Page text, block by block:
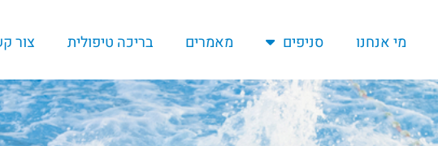
מי אנחנו סניפים מאמרים בריכה טיפולית צור